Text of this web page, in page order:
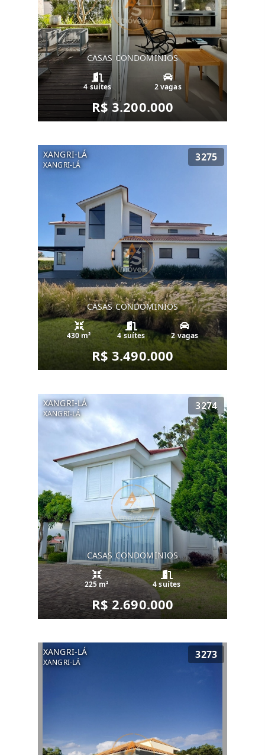
CASAS CONDOMINIOS
4 suítes 2 vagas
R$ 3.200.000
XANGRI-LÁ
XANGRI-LÁ
3275
CASAS CONDOMINIOS
430 m² 4 suítes 2 vagas
R$ 3.490.000
XANGRI-LÁ
XANGRI-LÁ
3274
CASAS CONDOMINIOS
225 m² 4 suítes
R$ 2.690.000
XANGRI-LÁ
XANGRI-LÁ
3273